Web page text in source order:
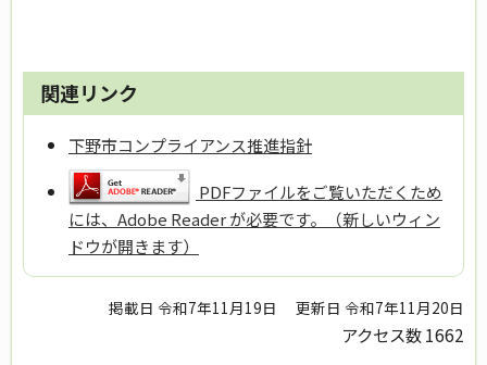
関連リンク
下野市コンプライアンス推進指針
PDFファイルをご覧いただくため
には、Adobe Reader が必要です。（新しいウィン
ドウが開きます）
掲載日 令和7年11月19日 更新日 令和7年11月20日
アクセス数1662